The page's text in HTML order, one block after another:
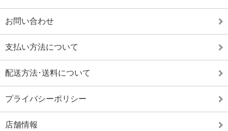
お問い合わせ
支払い方法について
配送方法･送料について
プライバシーポリシー
店舗情報